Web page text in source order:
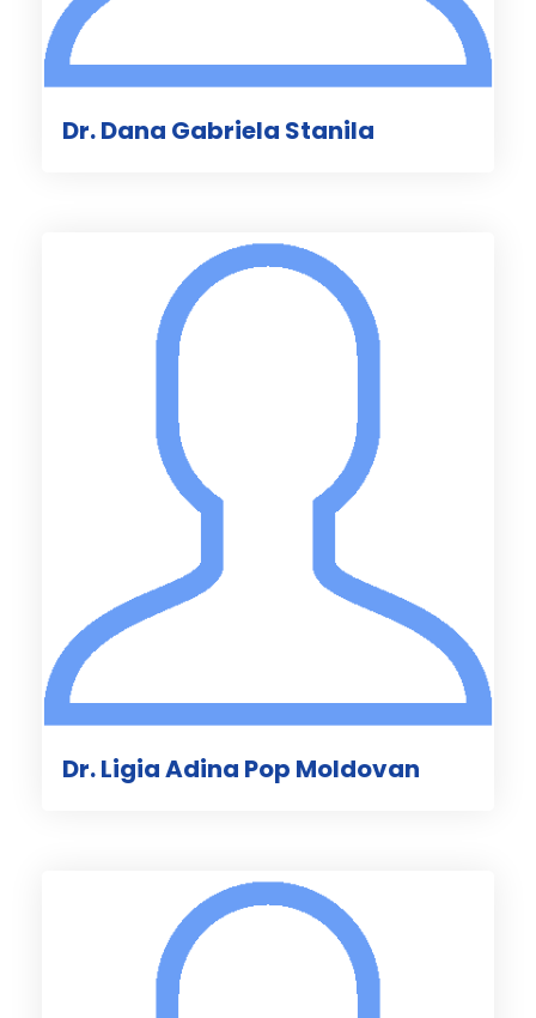
Dr. Dana Gabriela Stanila
Dr. Ligia Adina Pop Moldovan